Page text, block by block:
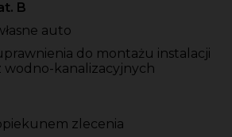
B
auto
do montażu instalacji
wodno-kanalizacyjnych
zlecenia